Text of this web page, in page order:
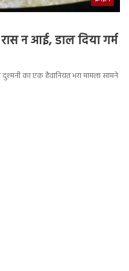
न आई, डाल दिया गर्म
का एक हैवानियत भरा मामला सामने